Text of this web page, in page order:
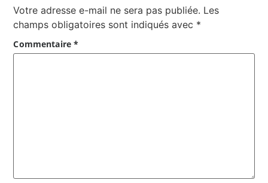
Votre adresse e-mail ne sera pas publiée. Les
champs obligatoires sont indiqués avec *
Commentaire*